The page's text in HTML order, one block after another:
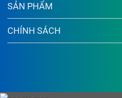
SẢN PHẨM
CHÍNH SÁCH